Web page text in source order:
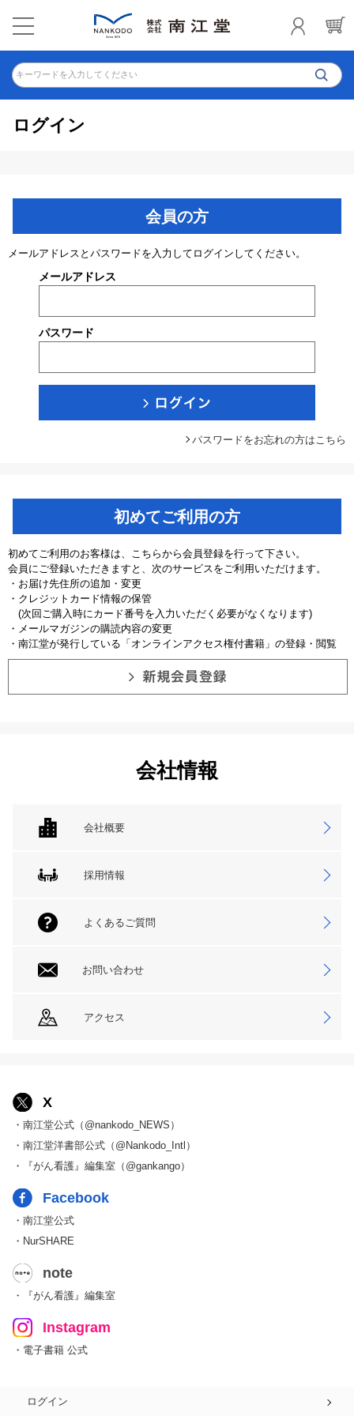
キーワードを入力してください
ログイン
会員の方
メールアドレスとパスワードを入力してログインしてください。
メールアドレス
パスワード
パスワードをお忘れの方はこちら
初めてご利用の方
初めてご利用のお客様は、こちらから会員登録を行って下さい。
会員にご登録いただきますと、次のサービスをご利用いただけます。
・お届け先住所の追加・変更
・クレジットカード情報の保管
(次回ご購入時にカード番号を入力いただく必要がなくなります)
・メールマガジンの購読内容の変更
・南江堂が発行している「オンラインアクセス権付書籍」の登録・閲覧
会社情報
会社概要
採用情報
よくあるご質問
お問い合わせ
アクセス
X
・南江堂公式（@nankodo_NEWS）
・南江堂洋書部公式（@Nankodo_Intl）
・『がん看護』編集室（@gankango）
Facebook
・南江堂公式
・NurSHARE
note
・『がん看護』編集室
Instagram
・電子書籍 公式
ログイン